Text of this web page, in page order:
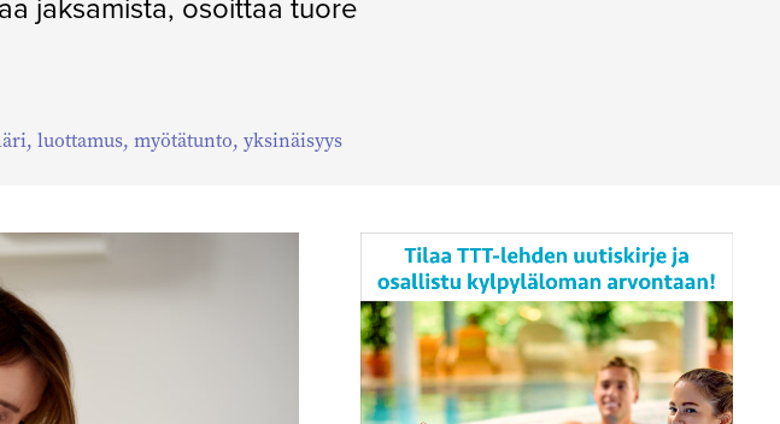
jaksamista, osoittaa tuore
, luottamus, myötätunto, yksinäisyys